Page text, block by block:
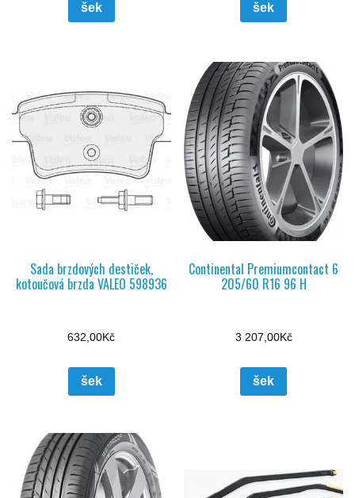
šek šek
Sada brzdových destiček,
kotoučová brzda VALEO 598936
632,00Kč
šek
Continental Premiumcontact 6
205/60 R16 96 H
3 207,00Kč
šek